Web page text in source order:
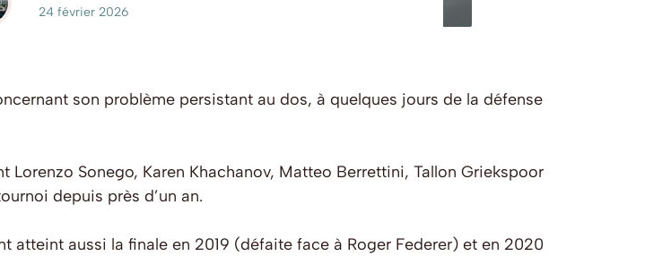
24 février 2026
son problème persistant au dos, à quelques jours de la défense
Sonego, Karen Khachanov, Matteo Berrettini, Tallon Griekspoor
depuis près d’un an.
atteint aussi la finale en 2019 (défaite face à Roger Federer) et en 2020